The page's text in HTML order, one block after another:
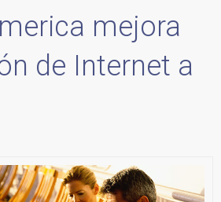
mejora
de Internet a